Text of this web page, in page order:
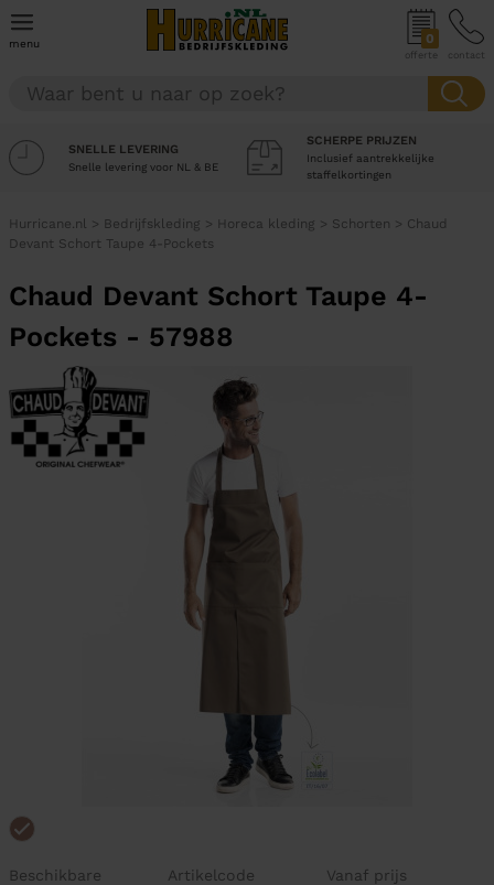
menu 0
offerte contact
SNELLE LEVERING
Snelle levering voor NL & BE
SCHERPE PRIJZEN
Inclusief aantrekkelijke
staffelkortingen
Hurricane.nl > Bedrijfskleding > Horeca kleding > Schorten > Chaud
Devant Schort Taupe 4-Pockets
Chaud Devant Schort Taupe 4-
Pockets - 57988
Beschikbare
Artikelcode Vanaf prijs